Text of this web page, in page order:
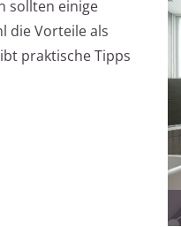
sollten einige
die Vorteile als
praktische Tipps